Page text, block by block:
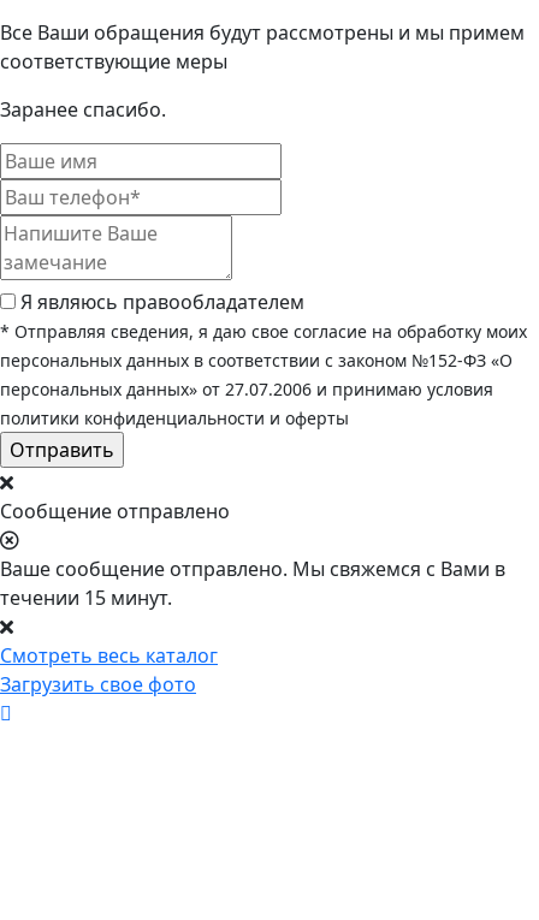
Все Ваши обращения будут рассмотрены и мы примем
соответствующие меры
Заранее спасибо.
Я являюсь правообладателем
* Отправляя сведения, я даю свое согласие на обработку моих
персональных данных в соответствии с законом №152-ФЗ «О
персональных данных» от 27.07.2006 и принимаю условия
политики конфиденциальности и оферты
Сообщение отправлено
Ваше сообщение отправлено. Мы свяжемся с Вами в
течении 15 минут.
Смотреть весь каталог
Загрузить свое фото